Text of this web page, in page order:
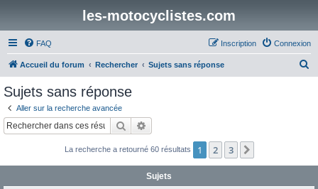
les-motocyclistes.com
FAQ Connexion
Inscription
Accueil du forum Rechercher Sujets sans réponse
c
Sujets sans réponse
Aller sur la recherche avancée
Rechercher
La recherche a retourné 60 résultats 1 2 3
Sujets